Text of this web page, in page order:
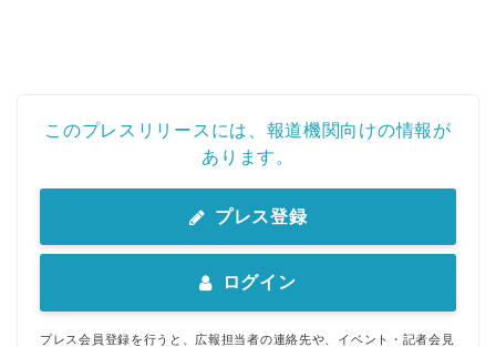
このプレスリリースには、報道機関向けの情報が
あります。
プレス登録
ログイン
プレス会員登録を行うと、広報担当者の連絡先や、イベント・記者会見